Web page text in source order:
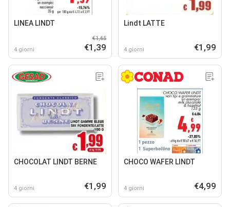
LINEA LINDT
4 giorni
€1,65
€1,39
Lindt LATTE
4 giorni €1,99
CHOCOLAT LINDT BERNE
4 giorni €1,99
CHOCO WAFER LINDT
4 giorni €4,99